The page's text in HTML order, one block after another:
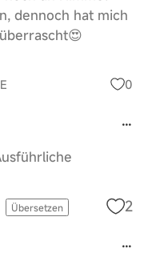
dennoch hat mich
0
Übersetzen 2